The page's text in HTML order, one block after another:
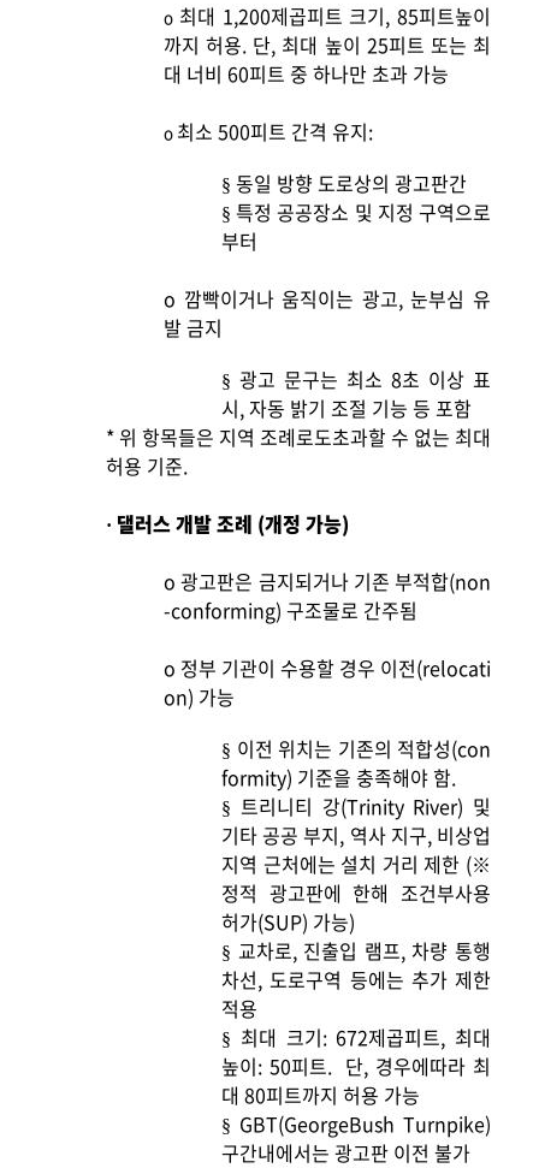
o 최대 1,200제곱피트 크기, 85피트높이
까지 허용. 단, 최대 높이 25피트 또는 최
대 너비 60피트 중 하나만 초과 가능
o 최소 500피트 간격 유지:
§ 동일 방향 도로상의 광고판간
§ 특정 공공장소 및 지정 구역으로
부터
o 깜빡이거나 움직이는 광고, 눈부심 유
발 금지
§ 광고 문구는 최소 8초 이상 표
시, 자동 밝기 조절 기능 등 포함
* 위 항목들은 지역 조례로도초과할 수 없는 최대
허용 기준.
· 댈러스 개발 조례 (개정 가능)
o 광고판은 금지되거나 기존 부적합(non
-conforming) 구조물로 간주됨
o 정부 기관이 수용할 경우 이전(relocati
on) 가능
§ 이전 위치는 기존의 적합성(con
formity) 기준을 충족해야 함.
§ 트리니티 강(Trinity River) 및
기타 공공 부지, 역사 지구, 비상업
지역 근처에는 설치 거리 제한 (※
정적 광고판에 한해 조건부사용
허가(SUP) 가능)
§ 교차로, 진출입 램프, 차량 통행
차선, 도로구역 등에는 추가 제한
적용
§ 최대 크기: 672제곱피트, 최대
높이: 50피트. 단, 경우에따라 최
대 80피트까지 허용 가능
§ GBT(GeorgeBush Turnpike)
구간내에서는 광고판 이전 불가